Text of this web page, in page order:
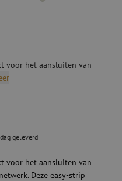
voor het aansluiten van
geleverd
voor het aansluiten van
Deze easy-strip